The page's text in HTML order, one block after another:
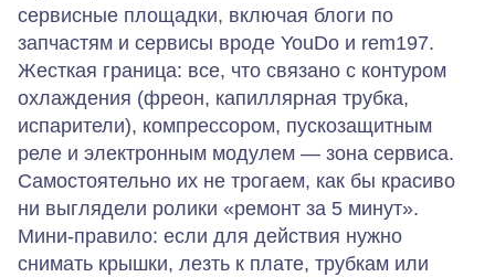
сервисные площадки, включая блоги по
запчастям и сервисы вроде YouDo и rem197.
Жесткая граница: все, что связано с контуром
охлаждения (фреон, капиллярная трубка,
испарители), компрессором, пускозащитным
реле и электронным модулем — зона сервиса.
Самостоятельно их не трогаем, как бы красиво
ни выглядели ролики «ремонт за 5 минут».
Мини‑правило: если для действия нужно
снимать крышки, лезть к плате, трубкам или